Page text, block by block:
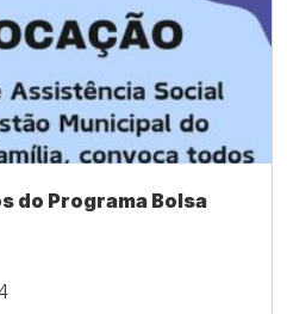
do Programa Bolsa